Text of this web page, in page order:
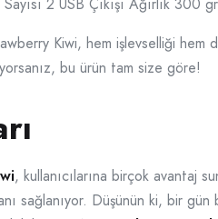
Kiwi, hem işlevselliği hem
bu ürün tam size göre!
, kullanıcılarına birçok avantaj
sağlanıyor. Düşünün ki, bir